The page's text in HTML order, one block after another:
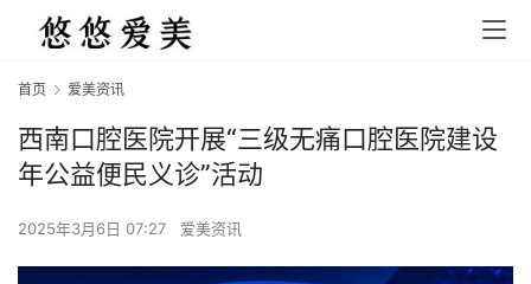
首页 爱美资讯
西南口腔医院开展“三级无痛口腔医院建设
年公益便民义诊”活动
2025年3月6日 07:27 爱美资讯